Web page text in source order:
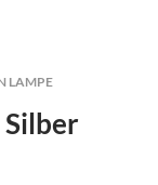
LAMPE